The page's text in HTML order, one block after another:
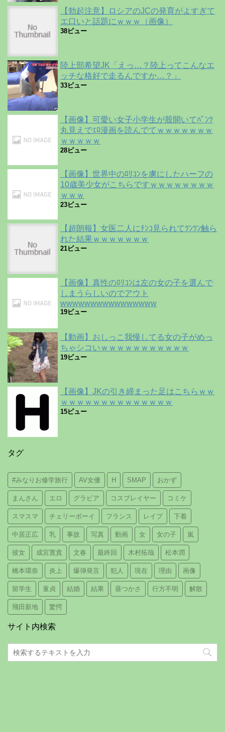
【勃起注意】ロシアのJCの発育がよすぎて
エ口いと話題にｗｗｗ（画像）
38ビュー
陸上部希望JK「えっ…？陸上ってこんなエ
ッチな格好で走るんですか…？」
33ビュー
【画像】可愛い女子小学生が股開いてﾊﾟﾝﾂ
丸見えでｴﾛ漫画を読んでてｗｗｗｗｗｗｗ
ｗｗｗｗｗ
28ビュー
【画像】世界中のﾛﾘｺﾝを虜にしたハーフの
10歳美少女がこちらですｗｗｗｗｗｗｗｗ
ｗｗｗ
23ビュー
【超朗報】女医二人にﾁﾝｺ見られてﾂﾝﾂﾝ触ら
れた結果ｗｗｗｗｗｗｗ
21ビュー
【画像】真性のﾛﾘｺﾝは左の女の子を選んで
しまうらしいのでアウト
wwwwwwwwwwwwwwww
19ビュー
【動画】おしっこ我慢してる女の子がめっ
ちゃシコいｗｗｗｗｗｗｗｗｗｗｗ
19ビュー
【画像】JKの引き締まった足はこちらｗｗ
ｗｗｗｗｗｗｗｗｗｗｗｗｗｗ
15ビュー
タグ
#みなりお修学旅行 AV女優 H SMAP おかず
まんさん エロ グラビア コスプレイヤー コミケ
スマスマ チェリーボーイ フランス レイプ 下着
中居正広 乳 事故 写真 動画 女 女の子 嵐
彼女 成宮寛貴 文春 最終回 木村拓哉 松本潤
橋本環奈 炎上 爆弾発言 犯人 現在 理由 画像
留学生 童貞 結婚 結果 葵つかさ 行方不明 解散
飛田新地 驚愕
サイト内検索